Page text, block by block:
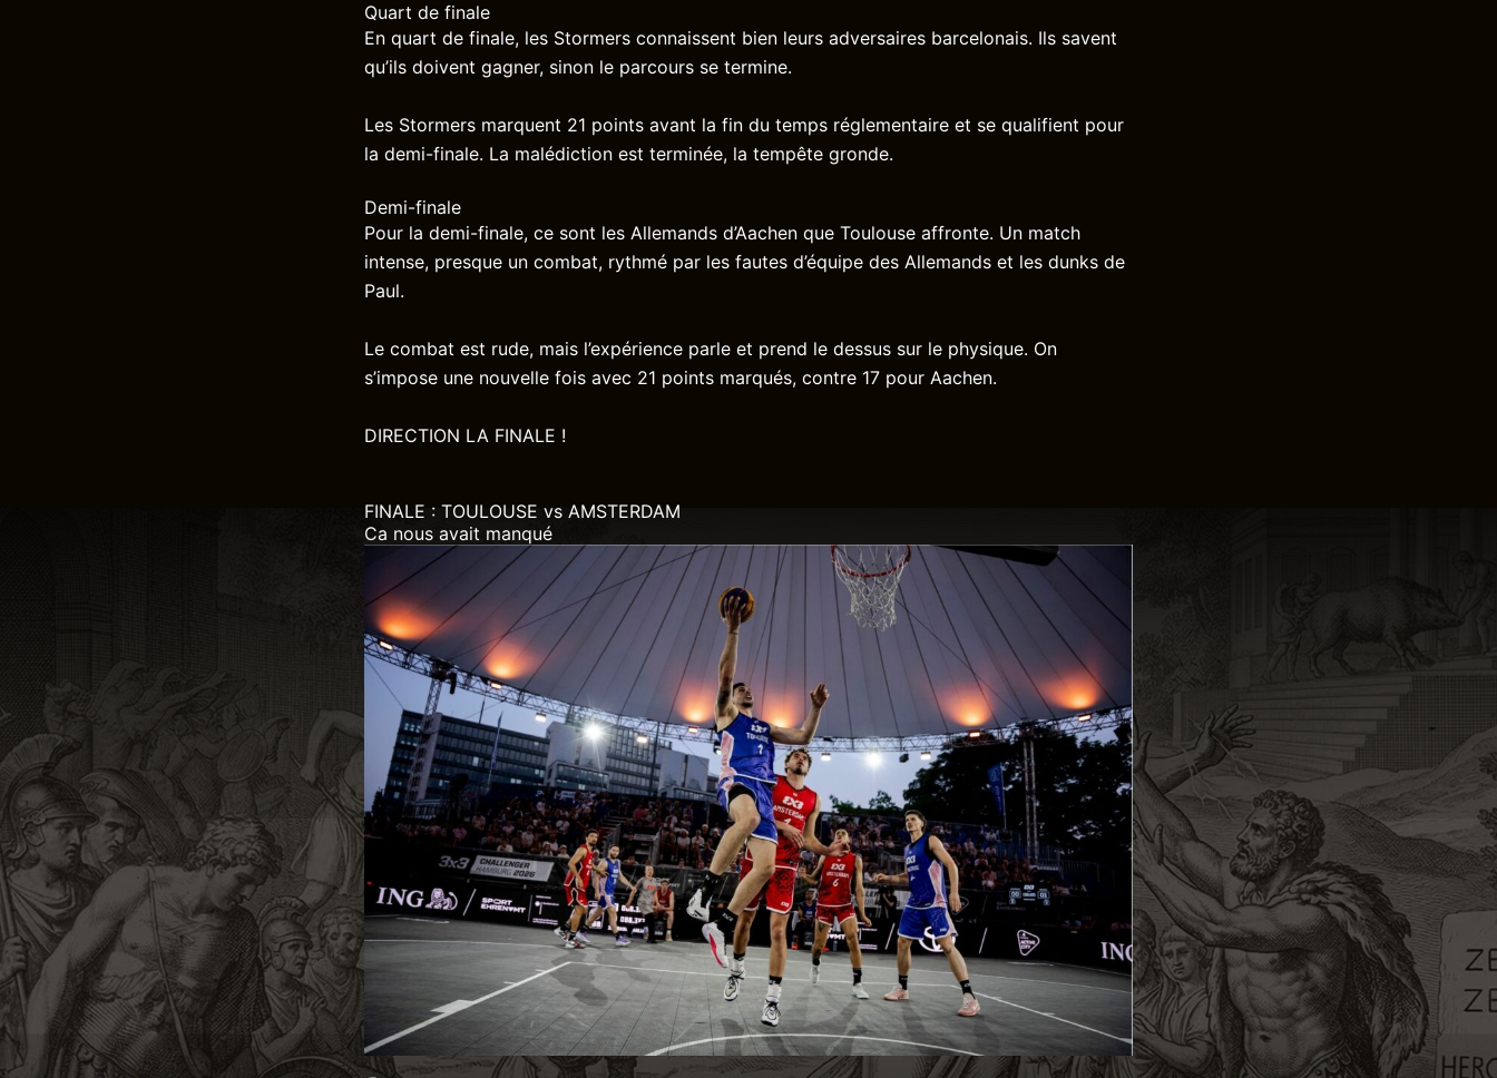
Quart de finale
En quart de finale, les Stormers connaissent bien leurs adversaires barcelonais. Ils savent
qu’ils doivent gagner, sinon le parcours se termine.
Les Stormers marquent 21 points avant la fin du temps réglementaire et se qualifient pour
la demi-finale. La malédiction est terminée, la tempête gronde.
Demi-finale
Pour la demi-finale, ce sont les Allemands d’Aachen que Toulouse affronte. Un match
intense, presque un combat, rythmé par les fautes d’équipe des Allemands et les dunks de
Paul.
Le combat est rude, mais l’expérience parle et prend le dessus sur le physique. On
s’impose une nouvelle fois avec 21 points marqués, contre 17 pour Aachen.
DIRECTION LA FINALE !
FINALE : TOULOUSE vs AMSTERDAM
Ca nous avait manqué